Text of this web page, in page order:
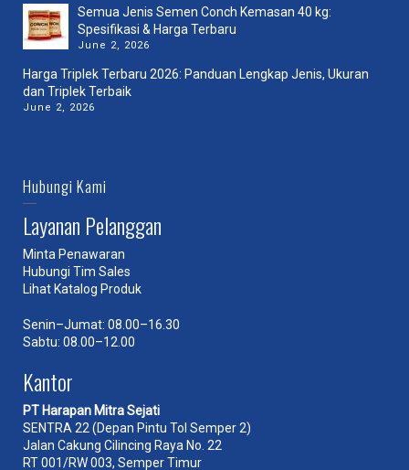
Semua Jenis Semen Conch Kemasan 40 kg:
Spesifikasi & Harga Terbaru
June 2, 2026
Harga Triplek Terbaru 2026: Panduan Lengkap Jenis, Ukuran
dan Triplek Terbaik
June 2, 2026
Hubungi Kami
Layanan Pelanggan
Minta Penawaran
Hubungi Tim Sales
Lihat Katalog Produk
Senin–Jumat: 08.00–16.30
Sabtu: 08.00–12.00
Kantor
PT Harapan Mitra Sejati
SENTRA 22 (Depan Pintu Tol Semper 2)
Jalan Cakung Cilincing Raya No. 22
RT 001/RW 003, Semper Timur